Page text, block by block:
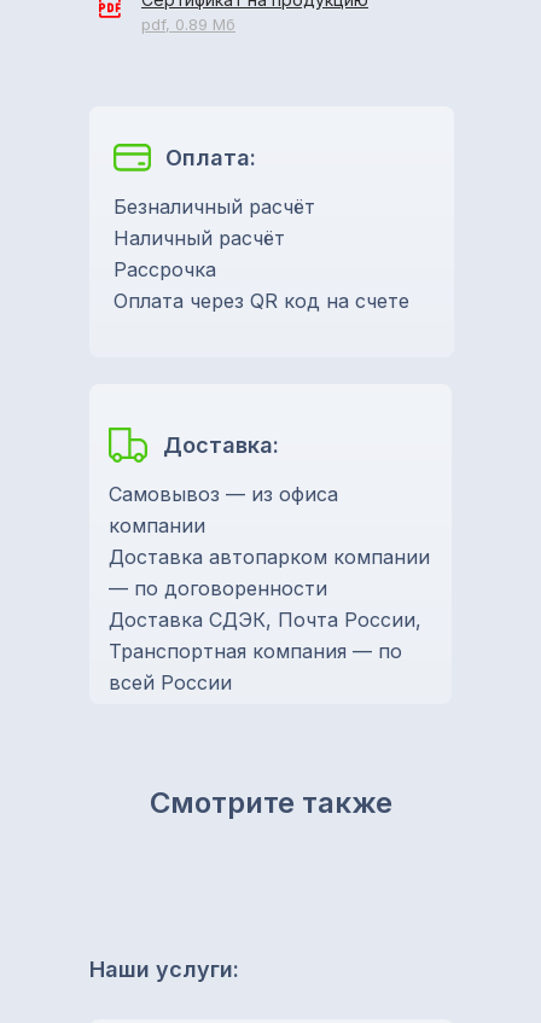
pdf, 0.89 Мб
Доставка:
Самовывоз — из офиса
компании
Доставка автопарком компании
— по договоренности
Доставка СДЭК, Почта России,
Транспортная компания — по
всей России
Оплата:
Безналичный расчёт
Наличный расчёт
Рассрочка
Оплата через QR код на счете
Смотрите также
Наши услуги: